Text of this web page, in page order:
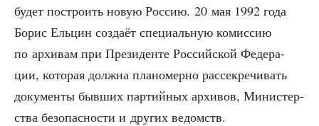
будет постро­ить новую Рос­сию. 20 мая 1992 года
Борис Ель­цин созда­ёт спе­ци­аль­ную комис­сию
по архи­вам при Пре­зи­ден­те Рос­сий­ской Феде­ра­
ции, кото­рая долж­на пла­но­мер­но рас­сек­ре­чи­вать
доку­мен­ты быв­ших пар­тий­ных архи­вов, Мини­стер­
ства без­опас­но­сти и дру­гих ведомств.